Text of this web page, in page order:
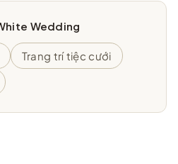
Wedding
Trang trí tiệc cưới